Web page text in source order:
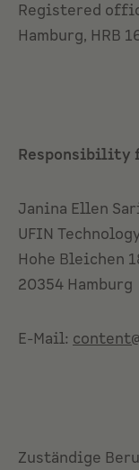
Registered
Hamburg, HRB
Responsibility
Janina Ellen
UFIN
Hohe Bleichen
20354 Hamburg
E-Mail:
Zuständige